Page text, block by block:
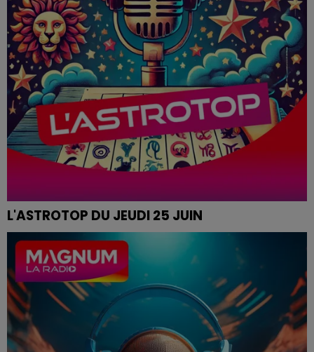
L'ASTROTOP DU JEUDI 25 JUIN
L'ASTROTOP TOUS LES MATINS A 6H45, 7H45 ET 8H45